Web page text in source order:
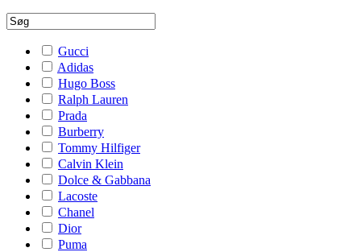
Gucci
Adidas
Hugo Boss
Ralph Lauren
Prada
Burberry
Tommy Hilfiger
Calvin Klein
Dolce & Gabbana
Lacoste
Chanel
Dior
Puma